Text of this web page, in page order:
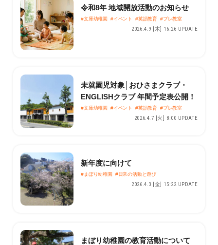
令和8年 地域開放活動のお知らせ
#文庫幼稚園 #イベント #英語教育 #プレ教室
2026.4.9 [木] 16:26 UPDATE
未就園児対象│おひさまクラブ・
ENGLISHクラブ 年間予定表公開！
#文庫幼稚園 #イベント #英語教育 #プレ教室
2026.4.7 [火] 8:00 UPDATE
新年度に向けて
#まぼり幼稚園 #日常の活動と遊び
2026.4.3 [金] 15:22 UPDATE
まぼり幼稚園の教育活動について